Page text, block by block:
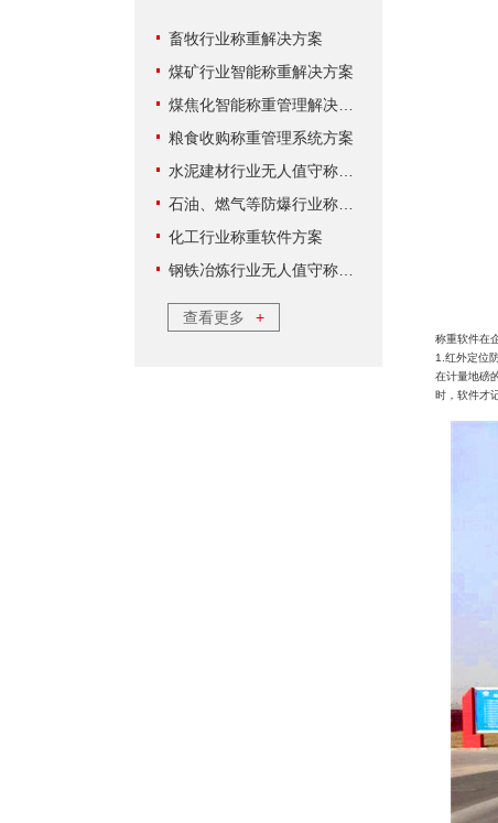
畜牧行业称重解决方案
煤矿行业智能称重解决方案
煤焦化智能称重管理解决方案
粮食收购称重管理系统方案
水泥建材行业无人值守称重解决方案
石油、燃气等防爆行业称重系统方案
化工行业称重软件方案
钢铁冶炼行业无人值守称重软件方案
查看更多 +
称重软件在
1. 红外定位
在计量地磅
时，软件才